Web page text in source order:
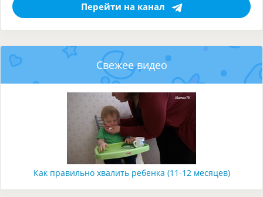
Перейти на канал
Свежее видео
Как правильно хвалить ребенка (11-12 месяцев)